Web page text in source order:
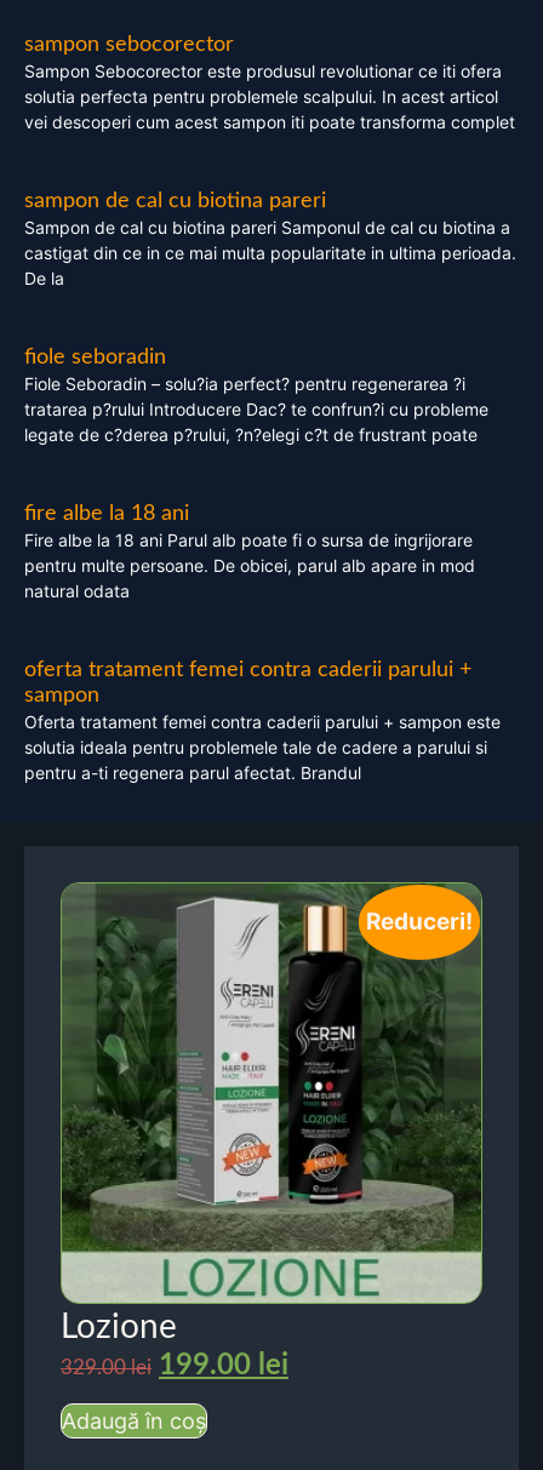
sampon sebocorector
Sampon Sebocorector este produsul revolutionar ce iti ofera
solutia perfecta pentru problemele scalpului. In acest articol
vei descoperi cum acest sampon iti poate transforma complet
sampon de cal cu biotina pareri
Sampon de cal cu biotina pareri Samponul de cal cu biotina a
castigat din ce in ce mai multa popularitate in ultima perioada.
De la
fiole seboradin
Fiole Seboradin – solu?ia perfect? pentru regenerarea ?i
tratarea p?rului Introducere Dac? te confrun?i cu probleme
legate de c?derea p?rului, ?n?elegi c?t de frustrant poate
fire albe la 18 ani
Fire albe la 18 ani Parul alb poate fi o sursa de ingrijorare
pentru multe persoane. De obicei, parul alb apare in mod
natural odata
oferta tratament femei contra caderii parului +
sampon
Oferta tratament femei contra caderii parului + sampon este
solutia ideala pentru problemele tale de cadere a parului si
pentru a-ti regenera parul afectat. Brandul
Reduceri!
Lozione
329.00lei 199.00 lei
Adaugă în coș